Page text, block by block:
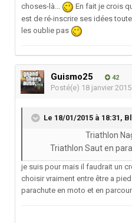
choses-là...
En fait je crois
est de ré-inscrire ses idées
les oublie pas
Guismo25 42
Posté(e) 18 janvier 2015
Le 18/01/2015 à 18:31,
Triathlon
Triathlon Saut en
je suis pour mais il faudrait un
choisir vraiment entre être a
parachute en moto et en